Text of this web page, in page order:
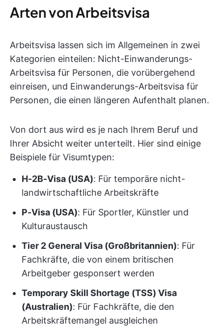
Arten von Arbeitsvisa
Arbeitsvisa lassen sich im Allgemeinen in zwei
Kategorien einteilen: Nicht-Einwanderungs-
Arbeitsvisa für Personen, die vorübergehend
einreisen, und Einwanderungs-Arbeitsvisa für
Personen, die einen längeren Aufenthalt planen.
Von dort aus wird es je nach Ihrem Beruf und
Ihrer Absicht weiter unterteilt. Hier sind einige
Beispiele für Visumtypen:
H-2B-Visa (USA): Für temporäre nicht-
landwirtschaftliche Arbeitskräfte
P-Visa (USA): Für Sportler, Künstler und
Kulturaustausch
Tier 2 General Visa (Großbritannien): Für
Fachkräfte, die von einem britischen
Arbeitgeber gesponsert werden
Temporary Skill Shortage (TSS) Visa
(Australien): Für Fachkräfte, die den
Arbeitskräftemangel ausgleichen